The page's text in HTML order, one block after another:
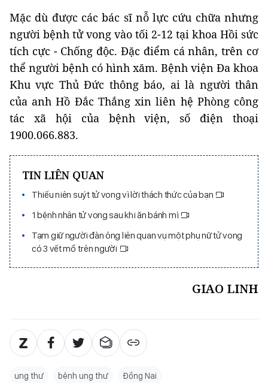
Mặc dù được các bác sĩ nỗ lực cứu chữa nhưng
người bệnh tử vong vào tối 2-12 tại khoa Hồi sức
tích cực - Chống độc. Đặc điểm cá nhân, trên cơ
thể người bệnh có hình xăm. Bệnh viện Đa khoa
Khu vực Thủ Đức thông báo, ai là người thân
của anh Hồ Đắc Thắng xin liên hệ Phòng công
tác xã hội của bệnh viện, số điện thoại
1900.066.883.
TIN LIÊN QUAN
Thiếu niên suýt tử vong vì lời thách thức của bạn
1 bệnh nhân tử vong sau khi ăn bánh mì
Tạm giữ người đàn ông liên quan vụ một phụ nữ tử vong
có 3 vết mổ trên người
GIAO LINH
ung thư bệnh ung thư Đồng Nai